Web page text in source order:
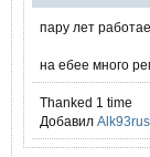
пару лет
на ебее много
Thanked 1 time
Добавил Alk93rus